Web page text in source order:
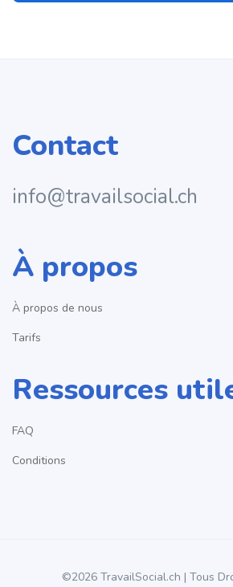
Contact
info@travailsocial.ch
À propos
À propos de nous
Tarifs
Ressources
FAQ
Conditions
©2026 TravailSocial.ch | Tous